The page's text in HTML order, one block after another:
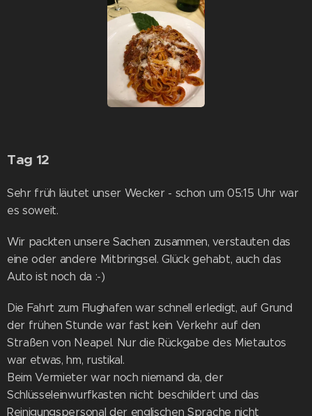
Tag 12
Sehr früh läutet unser Wecker - schon um 05:15 Uhr war
es soweit.
Wir packten unsere Sachen zusammen, verstauten das
eine oder andere Mitbringsel. Glück gehabt, auch das
Auto ist noch da :-)
Die Fahrt zum Flughafen war schnell erledigt, auf Grund
der frühen Stunde war fast kein Verkehr auf den
Straßen von Neapel. Nur die Rückgabe des Mietautos
war etwas, hm, rustikal.
Beim Vermieter war noch niemand da, der
Schlüsseleinwurfkasten nicht beschildert und das
Reinigungspersonal der englischen Sprache nicht